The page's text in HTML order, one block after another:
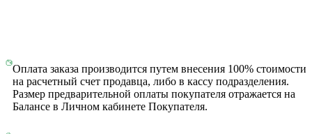
Оплата заказа производится путем внесения 100% стоимости
на расчетный счет продавца, либо в кассу подразделения.
Размер предварительной оплаты покупателя отражается на
Балансе в Личном кабинете Покупателя.